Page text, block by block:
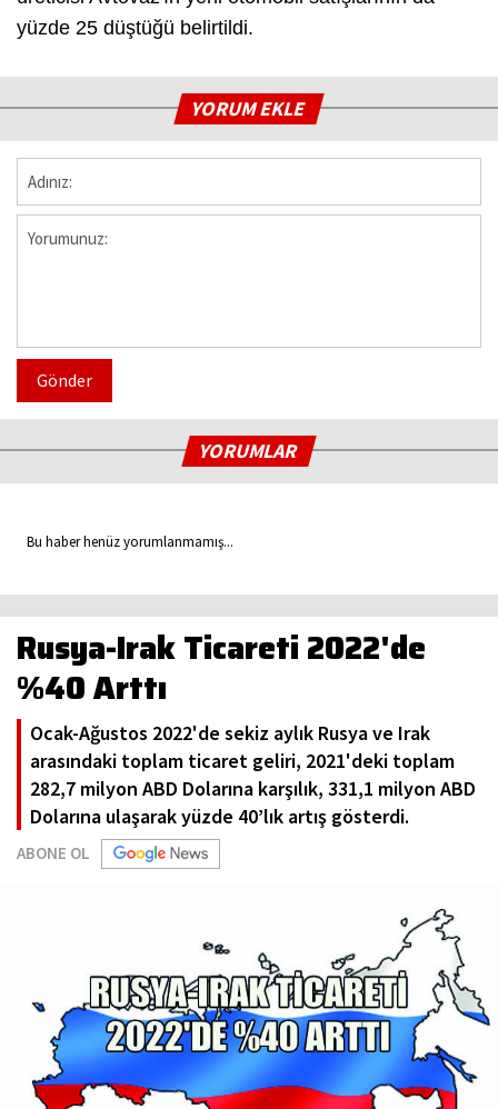
yüzde 25 düştüğü belirtildi.
YORUM EKLE
Gönder
YORUMLAR
Bu haber henüz yorumlanmamış...
Rusya-Irak Ticareti 2022'de
%40 Arttı
Ocak-Ağustos 2022'de sekiz aylık Rusya ve Irak
arasındaki toplam ticaret geliri, 2021'deki toplam
282,7 milyon ABD Dolarına karşılık, 331,1 milyon ABD
Dolarına ulaşarak yüzde 40’lık artış gösterdi.
ABONE OL